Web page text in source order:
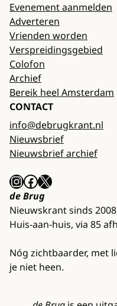
Evenement aanmelden
Adverteren
Vrienden worden
Verspreidingsgebied
Colofon
Archief
Bereik heel Amsterdam
CONTACT
info@debrugkrant.nl
Nieuwsbrief
Nieuwsbrief archief
InstagramFacebook X
de Brug
Nieuwskrant sinds
Huis-aan-huis, via 85
Nóg zichtbaarder, met
je niet heen.